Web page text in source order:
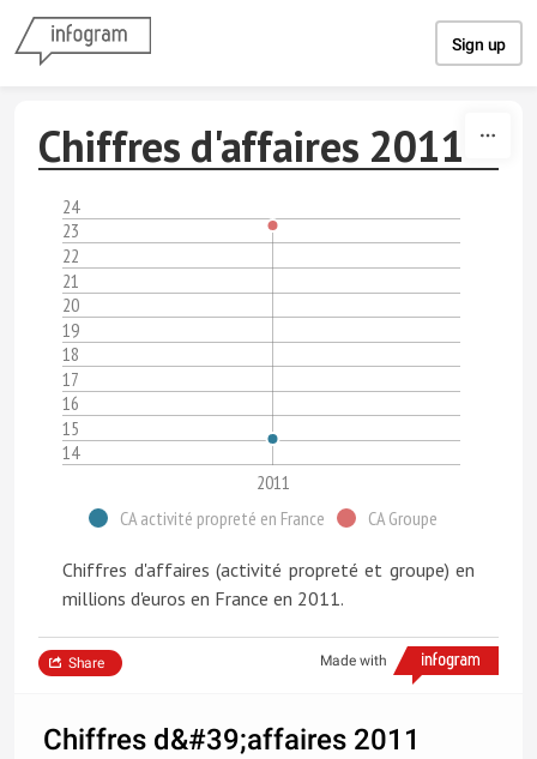
Sign up
Chiffres d'affaires 2011
14
15
16
17
18
19
20
21
22
23
24
2011
CA activité propreté en France
CA Groupe
Chiffres d'affaires (activité propreté et groupe) en
millions d'euros en France en 2011.
Made with
Share
Chiffres d&#39;affaires 2011